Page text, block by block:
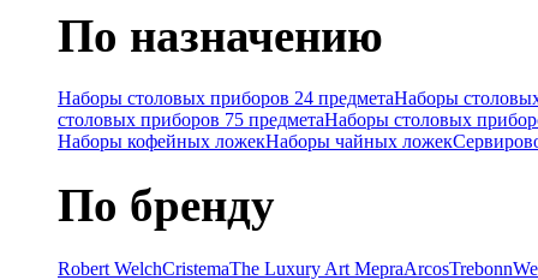
По назначению
Наборы столовых приборов 24 предметаНаборы
столовых приборов 75 предметаНаборы столовых
Наборы кофейных ложекНаборы чайных ложек
По бренду
Robert WelchCristemaThe Luxury Art MepraArcosTrebonn